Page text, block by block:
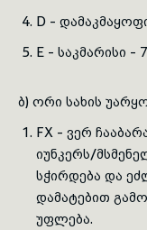
D -
E - საკმარისი -
ბ) ორი სახის
FX - ვერ
იუნკერს/
სჭირდება და
დამატებით
უფლება.